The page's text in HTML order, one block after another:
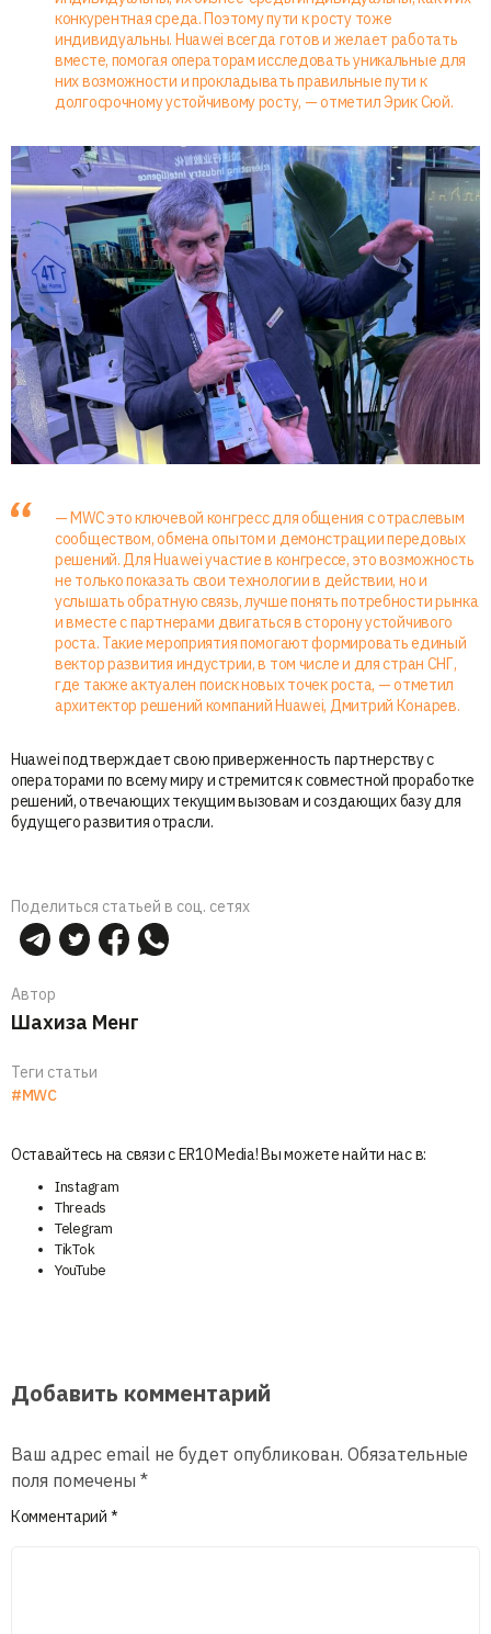
конкурентная среда. Поэтому пути к росту тоже
индивидуальны. Huawei всегда готов и желает работать
вместе, помогая операторам исследовать уникальные для
них возможности и прокладывать правильные пути к
долгосрочному устойчивому росту, — отметил Эрик Сюй.
— MWC это ключевой конгресс для общения с отраслевым
сообществом, обмена опытом и демонстрации передовых
решений. Для Huawei участие в конгрессе, это возможность
не только показать свои технологии в действии, но и
услышать обратную связь, лучше понять потребности рынка
и вместе с партнерами двигаться в сторону устойчивого
роста. Такие мероприятия помогают формировать единый
вектор развития индустрии, в том числе и для стран СНГ,
где также актуален поиск новых точек роста, — отметил
архитектор решений компаний Huawei, Дмитрий Конарев.
Huawei подтверждает свою приверженность партнерству с
операторами по всему миру и стремится к совместной проработке
решений, отвечающих текущим вызовам и создающих базу для
будущего развития отрасли.
Поделиться статьей в соц. сетях
Автор
Шахиза Менг
Теги статьи
#MWC
Оставайтесь на связи с ER10 Media! Вы можете найти нас в:
Instagram
Threads
Telegram
TikTok
YouTube
Добавить комментарий
Ваш адрес email не будет опубликован. Обязательные
поля помечены *
Комментарий *